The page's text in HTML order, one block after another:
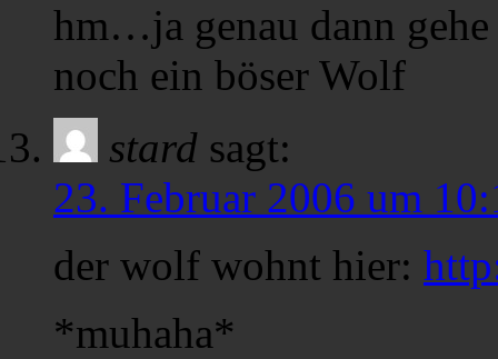
hm…ja genau dann
noch ein böser Wolf
stard sagt:
23. Februar 2006 um
der wolf wohnt hier:
*muhaha*